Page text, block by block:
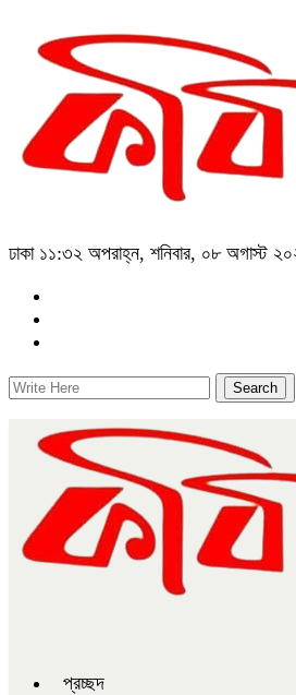
ঢাকা ১১:৩২ অপরাহ্ন, শনিবার, ০৮ অগাস্ট
প্রচ্ছদ